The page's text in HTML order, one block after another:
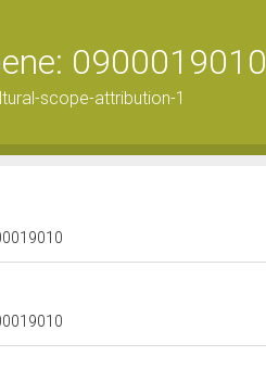
0900019010
scope-attribution-1